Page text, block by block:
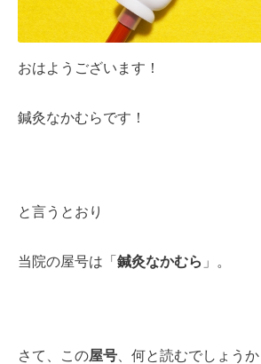
おはようございます！
鍼灸なかむらです！
と言うとおり
当院の屋号は「 鍼灸なかむら 」。
さて、この屋号 、何と読むでしょうか